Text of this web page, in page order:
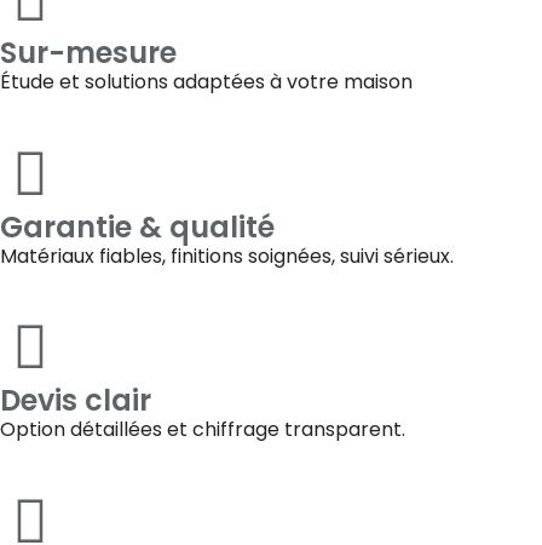
Sur-mesure
Étude et solutions adaptées à votre maison
Garantie & qualité
Matériaux fiables, finitions soignées, suivi sérieux.
Devis clair
Option détaillées et chiffrage transparent.